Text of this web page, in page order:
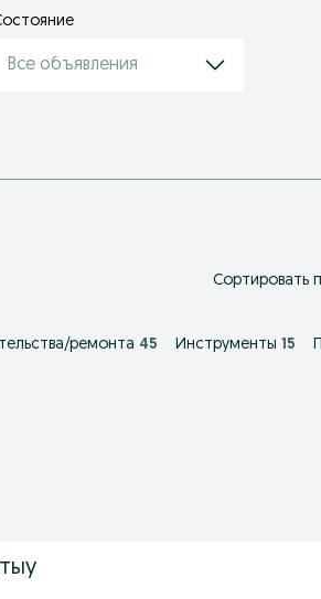
Все объявления
Сортировать
ремонта 45 Инструменты 15